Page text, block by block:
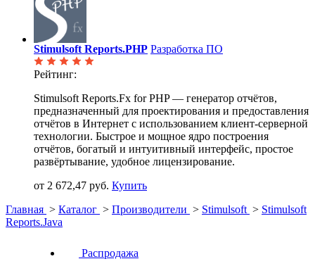
Stimulsoft Reports.PHP Разработка ПО
Рейтинг:
Stimulsoft Reports.Fx for PHP — генератор отчётов,
предназначенный для проектирования и предоставления
отчётов в Интернет с использованием клиент-серверной
технологии. Быстрое и мощное ядро построения
отчётов, богатый и интуитивный интерфейс, простое
развёртывание, удобное лицензирование.
от 2 672,47 руб. Купить
Главная > Каталог > Производители > Stimulsoft > Stimulsoft
Reports.Java
Распродажа